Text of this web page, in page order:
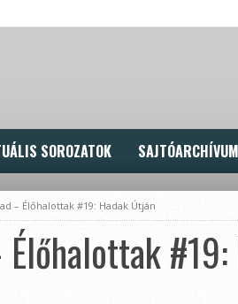
SOROZATOK SAJTÓARCHÍVUM
– Élőhalottak #19: Hadak Útján